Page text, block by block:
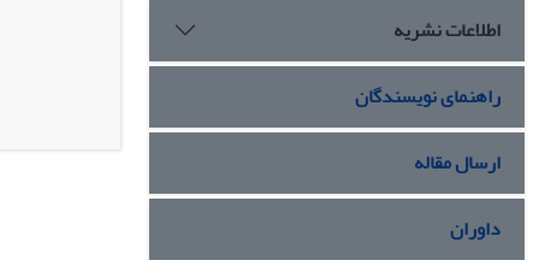
اطلاعات نشریه
راهنمای نویسندگان
ارسال مقاله
داوران